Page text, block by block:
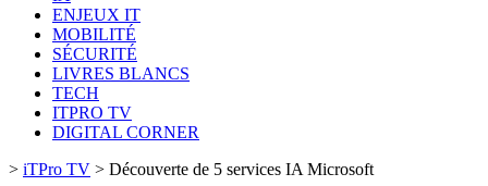
ENJEUX IT
MOBILITÉ
SÉCURITÉ
LIVRES BLANCS
TECH
ITPRO TV
DIGITAL CORNER
> iTPro TV > Découverte de 5 services IA Microsoft